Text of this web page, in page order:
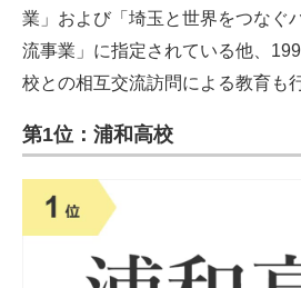
業」および「埼玉と世界をつなぐ
流事業」に指定されている他、
校との相互交流訪問による教育も
第1位：浦和高校